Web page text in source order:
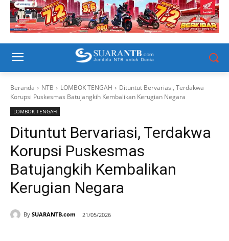
Beranda NTB LOMBOK TENGAH
Dituntut Bervariasi, Terdakwa
Korupsi Puskesmas Batujangkih Kembalikan Kerugian Negara
LOMBOK TENGAH
Dituntut Bervariasi, Terdakwa
Korupsi Puskesmas
Batujangkih Kembalikan
Kerugian Negara
By SUARANTB.com 21/05/2026